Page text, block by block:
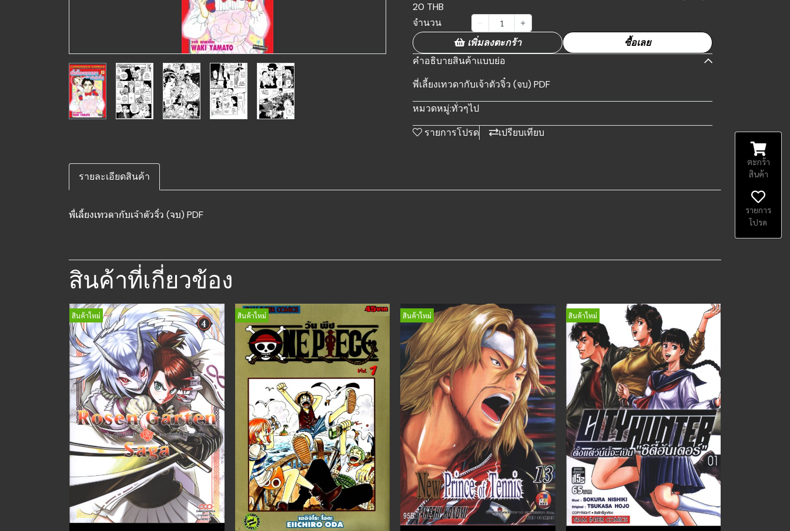
20 THB
จำนวน
เพิ่มลงตะกร้า ซื้อเลย
คำอธิบายสินค้าแบบย่อ
พี่เลี้ยงเทวดากับเจ้าตัวจิ๋ว (จบ) PDF
หมวดหมู่:ทั่วๆไป
รายการโปรด
เปรียบเทียบ
รายละเอียดสินค้า
พี่เลี้ยงเทวดากับเจ้าตัวจิ๋ว (จบ) PDF
สินค้าที่เกี่ยวข้อง
สินค้าใหม่ สินค้าใหม่ สินค้าใหม่ สินค้าใหม่
ตะกร้า
สินค้า
รายการ
โปรด